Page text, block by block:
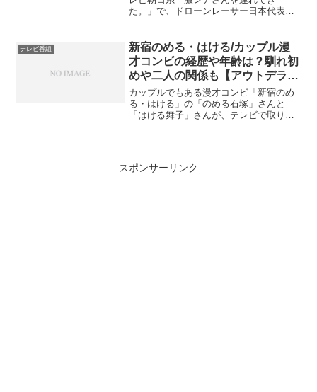
た。」で、ドローンレーサー日本代表の
ーンの世界で活躍しているのでしょう
か？夫はどんな人な...
テレビ番組
新宿のめる・はける/カップル漫
才コンビの経歴や年齢は？馴れ初
めや二人の関係も【アウトデラッ
クス】
カップルでもある漫才コンビ「新宿のめ
る・はける」の「のめる石塚」さんと
「はける舞子」さんが、テレビで取り上
スポンサーリンク